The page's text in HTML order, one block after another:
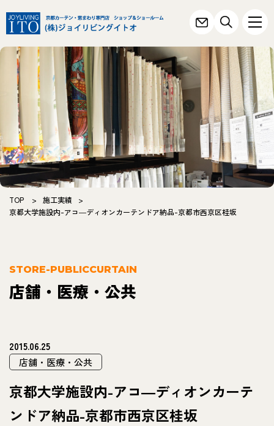
TOP > 施工実績
>
京都大学施設内-アコ―ディオンカーテンドア納品-京都市西京区桂坂
STORE-PUBLICCURTAIN
店舗・医療・公共
2015.06.25
店舗・医療・公共
京都大学施設内-アコ―ディオンカーテ
ンドア納品-京都市西京区桂坂